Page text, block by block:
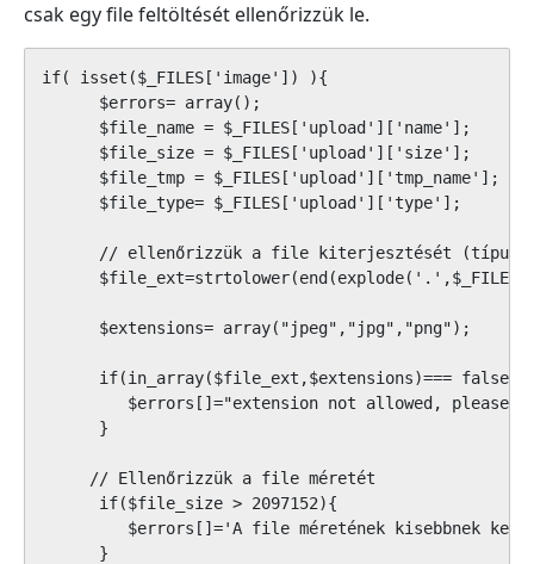
csak egy file feltöltését ellenőrizzük le.
if( isset($_FILES['image']) ){
      $errors= array();
      $file_name = $_FILES['upload']['name'];
      $file_size = $_FILES['upload']['size'];
      $file_tmp = $_FILES['upload']['tmp_name'];
      $file_type= $_FILES['upload']['type'];
// ellenőrizzük a file kiterjesztését
      $extensions= array("jpeg","jpg","png");
      if(in_array($file_ext,$extensions)=== false){
$errors[]="extension not allowed, please
      }
     // Ellenőrizzük a file méretét
      if($file_size > 2097152){
$errors[]='A file méretének kisebbnek
      }